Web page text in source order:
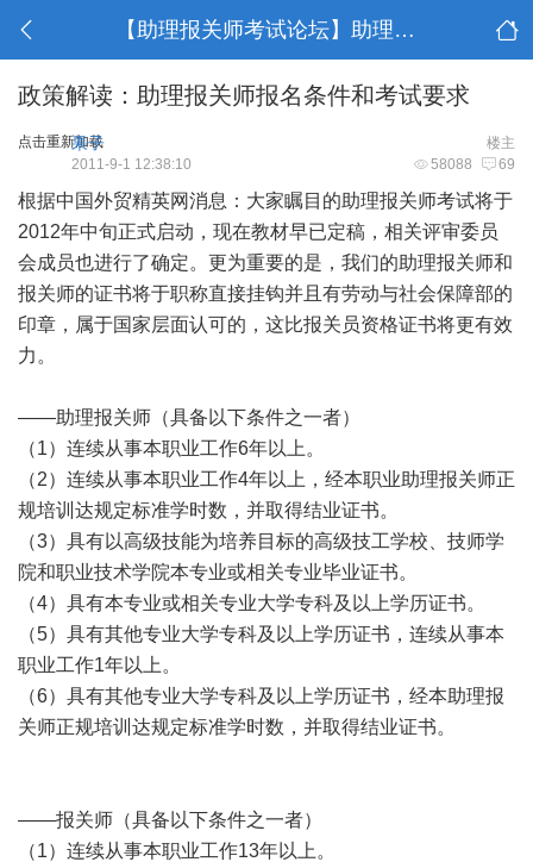
【助理报关师考试论坛】助理报关师考试教材交流
政策解读：助理报关师报名条件和考试要求
点击重新加载 楼主
果子
58088 69
2011-9-1 12:38:10
根据中国外贸精英网消息：大家瞩目的助理报关师考试将于
2012年中旬正式启动，现在教材早已定稿，相关评审委员
会成员也进行了确定。更为重要的是，我们的助理报关师和
报关师的证书将于职称直接挂钩并且有劳动与社会保障部的
印章，属于国家层面认可的，这比报关员资格证书将更有效
力。
——助理报关师 （具备以下条件之一者）
（1）连续从事本职业工作6年以上。
（2）连续从事本职业工作4年以上，经本职业助理报关师正
规培训达规定标准学时数，并取得结业证书。
（3）具有以高级技能为培养目标的高级技工学校、技师学
院和职业技术学院本专业或相关专业毕业证书。
（4）具有本专业或相关专业大学专科及以上学历证书。
（5）具有其他专业大学专科及以上学历证书，连续从事本
职业工作1年以上。
（6）具有其他专业大学专科及以上学历证书，经本助理报
关师正规培训达规定标准学时数，并取得结业证书。
——报关师 （具备以下条件之一者）
（1）连续从事本职业工作13年以上。